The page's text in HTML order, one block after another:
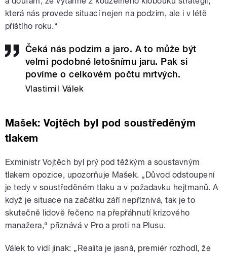
která nás provede situací nejen na podzim, ale i v létě
příštího roku.“
Čeká nás podzim a jaro. A to může být
velmi podobné letošnímu jaru. Pak si
povíme o celkovém počtu mrtvých.
Vlastimil Válek
Mašek: Vojtěch byl pod soustředěným
tlakem
Exministr Vojtěch byl prý pod těžkým a soustavným
tlakem opozice, upozorňuje Mašek. „Důvod odstoupení
je tedy v soustředěném tlaku a v požadavku hejtmanů. A
když je situace na začátku září nepříznivá, tak je to
skutečně lidově řečeno na přepřáhnutí krizového
manažera,“ přiznává v Pro a proti na Plusu.
Válek to vidí jinak: „Realita je jasná, premiér rozhodl, že